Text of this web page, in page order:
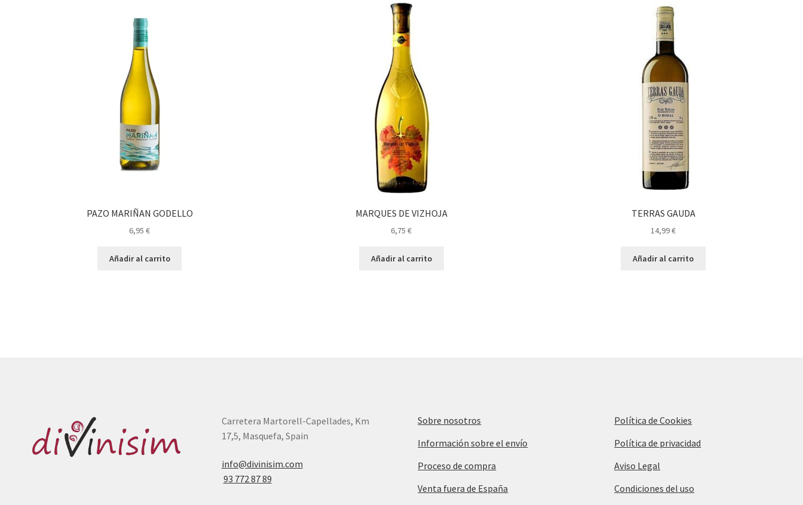
PAZO MARIÑAN GODELLO
6,95€
Añadir al carrito
MARQUES DE VIZHOJA
6,75€
Añadir al carrito
TERRAS GAUDA
14,99€
Añadir al carrito
Carretera Martorell-Capellades, Km
17,5, Masquefa, Spain
info@divinisim.com
93 772 87 89
Sobre nosotros
Información sobre el envío
Proceso de compra
Venta fuera de España
Política de Cookies
Política de privacidad
Aviso Legal
Condiciones del uso